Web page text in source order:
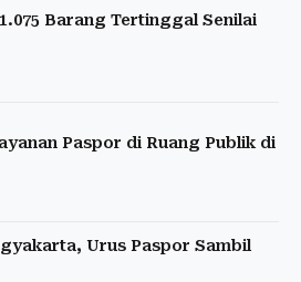
Barang Tertinggal Senilai
Paspor di Ruang Publik di
Urus Paspor Sambil